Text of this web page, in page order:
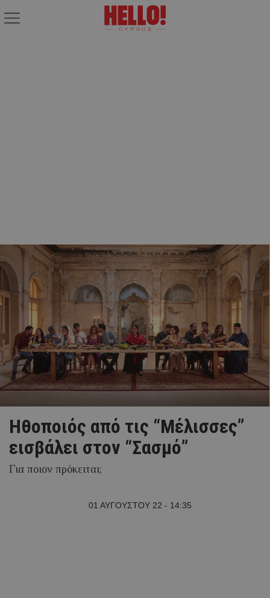
Ηθοποιός από τις “Μέλισσες”
εισβάλει στον “Σασμό”
Για ποιον πρόκειται;
01 ΑΥΓΟΥΣΤΟΥ 22 - 14:35